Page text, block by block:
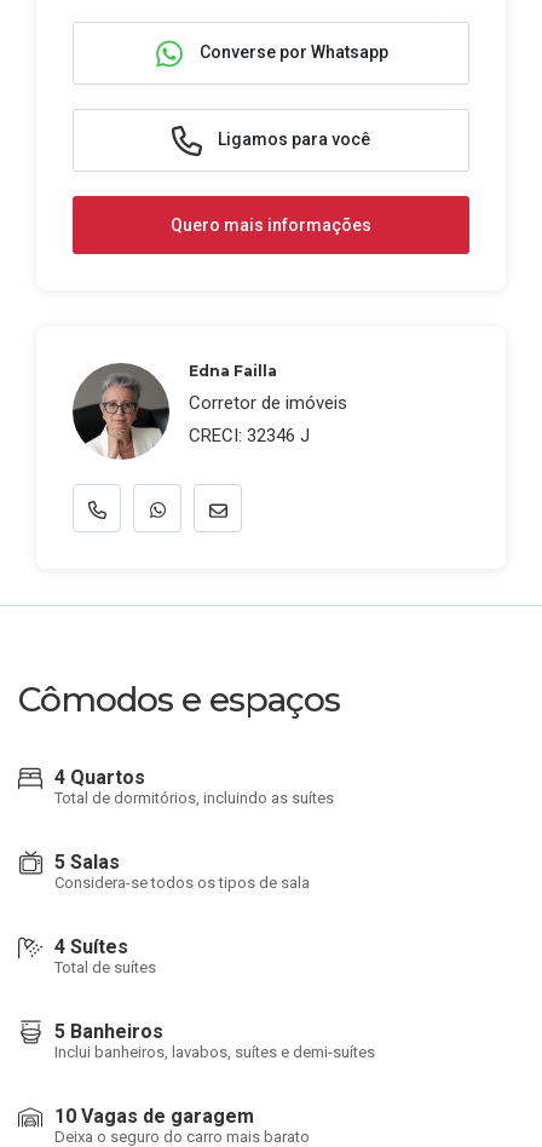
Converse por Whatsapp
Ligamos para você
Quero mais informações
Edna Failla
Corretor de imóveis
CRECI: 32346 J
Cômodos e espaços
4 Quartos
Total de dormitórios, incluindo as suítes
5 Salas
Considera-se todos os tipos de sala
4 Suítes
Total de suítes
5 Banheiros
Inclui banheiros, lavabos, suítes e demi-suítes
10 Vagas de garagem
Deixa o seguro do carro mais barato